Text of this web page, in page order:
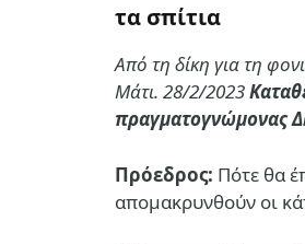
τα σπίτια
Από τη δίκη για τη
Μάτι. 28/2/2023
πραγματογνώμονας
Πρόεδρος: Πότε θα
απομακρυνθούν οι